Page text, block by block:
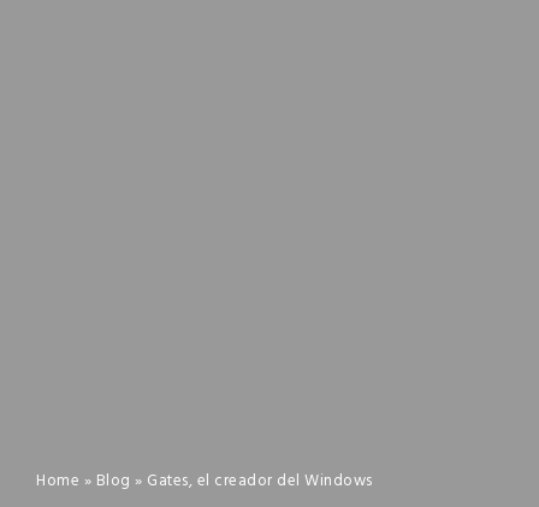
Home » Blog » Gates, el creador del Windows